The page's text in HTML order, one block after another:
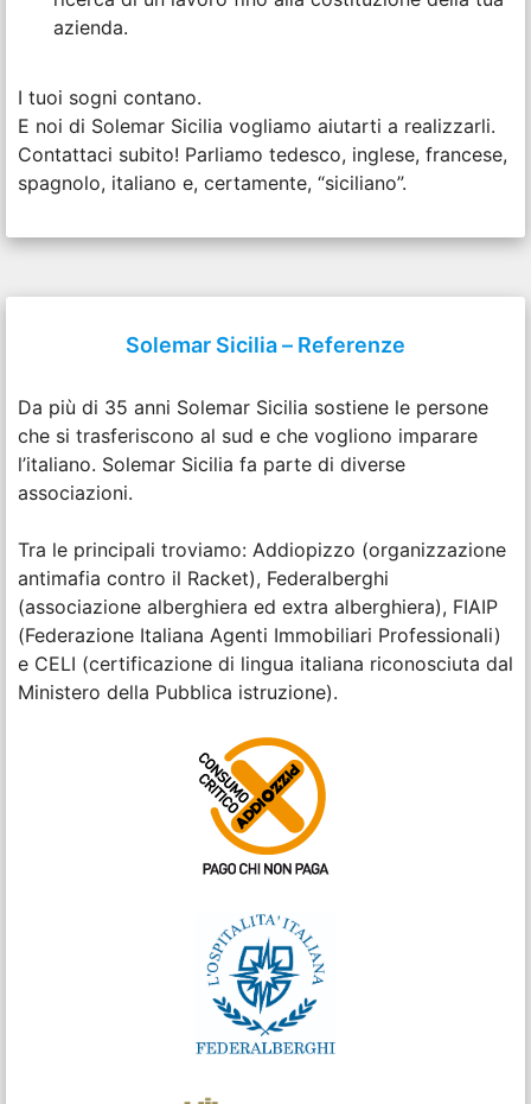
azienda.
I tuoi sogni contano.
E noi di Solemar Sicilia vogliamo aiutarti a realizzarli.
Contattaci subito! Parliamo tedesco, inglese, francese,
spagnolo, italiano e, certamente, “siciliano”.
Solemar Sicilia – Referenze
Da più di 35 anni Solemar Sicilia sostiene le persone
che si trasferiscono al sud e che vogliono imparare
l’italiano. Solemar Sicilia fa parte di diverse
associazioni.
Tra le principali troviamo: Addiopizzo (organizzazione
antimafia contro il Racket), Federalberghi
(associazione alberghiera ed extra alberghiera), FIAIP
(Federazione Italiana Agenti Immobiliari Professionali)
e CELI (certificazione di lingua italiana riconosciuta dal
Ministero della Pubblica istruzione).